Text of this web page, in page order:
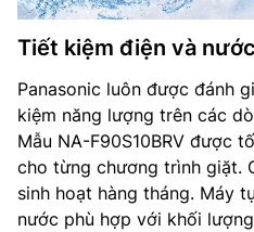
Tiết kiệm điện và
Panasonic luôn được đánh
kiệm năng lượng trên các
Mẫu NA-F90S10BRV được
cho từng chương trình giặt.
sinh hoạt hàng tháng. Máy
nước phù hợp với khối